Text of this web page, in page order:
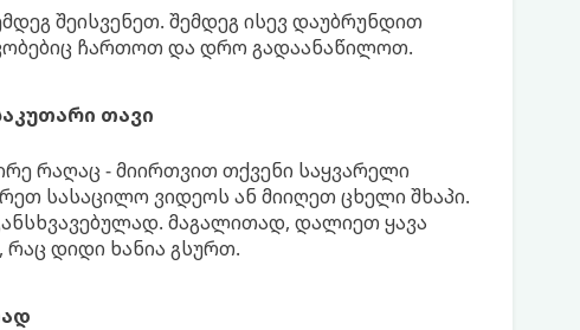
შეისვენეთ. შემდეგ ისევ დაუბრუნდით
ჩართოთ და დრო გადაანაწილოთ.
თავი
რაღაც - მიირთვით თქვენი საყვარელი
სასაცილო ვიდეოს ან მიიღეთ ცხელი შხაპი.
მაგალითად, დალიეთ ყავა
დიდი ხანია გსურთ.